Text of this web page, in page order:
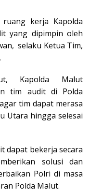
kerja Kapolda
yang dipimpin oleh
selaku Ketua Tim,
Kapolda Malut
tim audit di Polda
tim dapat merasa
Utara hingga selesai
dapat bekerja secara
solusi dan
Polri di masa
Polda Malut.